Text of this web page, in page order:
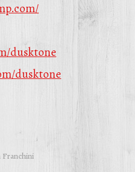
dusktone
dusktone
Franchini